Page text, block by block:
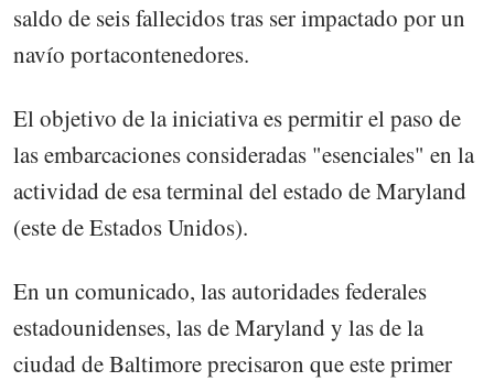
saldo de seis fallecidos tras ser impactado por un
navío portacontenedores.
El objetivo de la iniciativa es permitir el paso de
las embarcaciones consideradas "esenciales" en la
actividad de esa terminal del estado de Maryland
(este de Estados Unidos).
En un comunicado, las autoridades federales
estadounidenses, las de Maryland y las de la
ciudad de Baltimore precisaron que este primer